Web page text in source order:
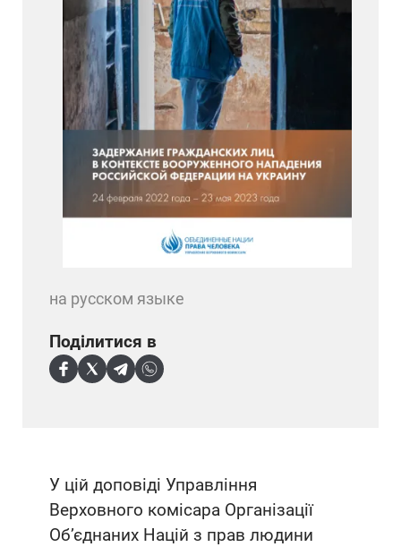
У цій доповіді Управління
Верховного комісара Організації
Об’єднаних Націй з прав людини
на русском языке
Поділитися в